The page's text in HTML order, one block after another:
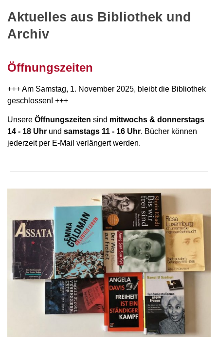
Aktuelles aus Bibliothek und
Archiv
Öffnungszeiten
+++ Am Samstag, 1. November 2025, bleibt die Bibliothek
geschlossen! +++
Unsere Öffnungszeiten sind mittwochs & donnerstags
14 - 18 Uhr und samstags 11 - 16 Uhr. Bücher können
jederzeit per E-Mail verlängert werden.